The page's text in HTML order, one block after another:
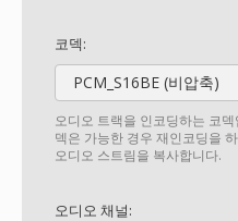
코덱:
PCM_S16BE (비압축)
오디오 트랙을 인코딩하는 코
덱은 가능한 경우 재인코딩을
오디오 스트림을 복사합니다.
오디오 채널: